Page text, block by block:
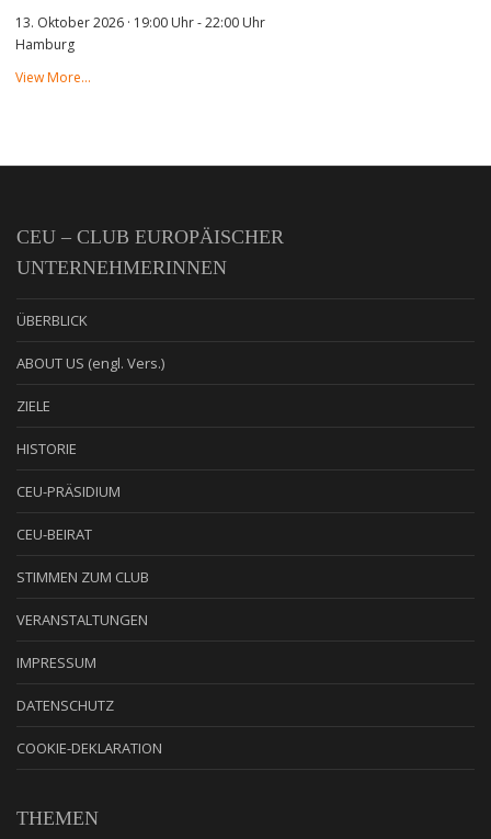
13. Oktober 2026 · 19:00 Uhr-22:00 Uhr
Hamburg
View More…
CEU – CLUB EUROPÄISCHER
UNTERNEHMERINNEN
ÜBERBLICK
ABOUT US (engl. Vers.)
ZIELE
HISTORIE
CEU-PRÄSIDIUM
CEU-BEIRAT
STIMMEN ZUM CLUB
VERANSTALTUNGEN
IMPRESSUM
DATENSCHUTZ
COOKIE-DEKLARATION
THEMEN